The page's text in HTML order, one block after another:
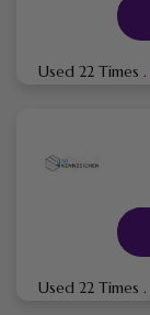
Used 22 Times .
Used 22 Times .